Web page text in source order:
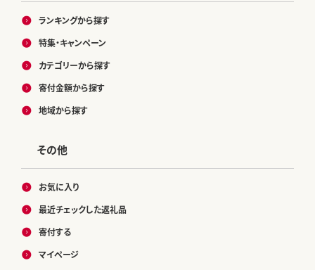
ランキングから探す
特集・キャンペーン
カテゴリーから探す
寄付金額から探す
地域から探す
その他
お気に入り
最近チェックした返礼品
寄付する
マイページ